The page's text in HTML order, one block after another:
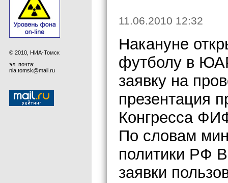
© 2010, НИА-Томск
эл. почта:
nia.tomsk@mail.ru
11.06.2010 12:32
Накануне
футболу в
заявку на
презентация
Конгресса
По словам
политики РФ
заявки